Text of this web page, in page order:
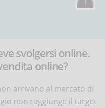
svolgersi online.
online?
arrivano al mercato di
non raggiunge il target